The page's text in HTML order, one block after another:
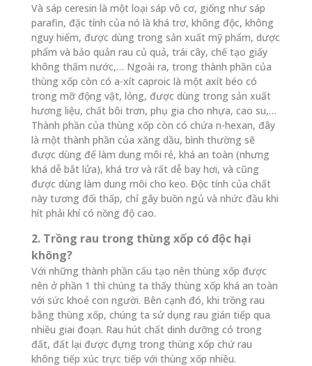
Và sáp ceresin là một loại sáp vô cơ, giống như sáp
parafin, đặc tính của nó là khá trơ, không độc, không
nguy hiểm, được dùng trong sản xuất mỹ phẩm, dược
phẩm và bảo quản rau củ quả, trái cây, chế tạo giấy
không thấm nước,… Ngoài ra, trong thành phần của
thùng xốp còn có a-xít caproic là một axít béo có
trong mỡ động vật, lỏng, được dùng trong sản xuất
hương liệu, chất bôi trơn, phụ gia cho nhựa, cao su,…
Thành phần của thùng xốp còn có chứa n-hexan, đây
là một thành phần của xăng dầu, bình thường sẽ
được dùng để làm dung môi rẻ, khá an toàn (nhưng
khá dễ bắt lửa), khá trơ và rất dễ bay hơi, và cũng
được dùng làm dung môi cho keo. Độc tính của chất
này tương đối thấp, chỉ gây buồn ngủ và nhức đầu khi
hít phải khí có nồng độ cao.
2. Trồng rau trong thùng xốp có độc hại
không?
Với những thành phần cấu tạo nên thùng xốp được
nên ở phần 1 thì chúng ta thấy thùng xốp khá an toàn
với sức khoẻ con người. Bên cạnh đó, khi trồng rau
bằng thùng xốp, chúng ta sử dụng rau gián tiếp qua
nhiều giai đoạn. Rau hút chất dinh dưỡng có trong
đất, đất lại được đựng trong thùng xốp chứ rau
không tiếp xúc trực tiếp với thùng xốp nhiều.